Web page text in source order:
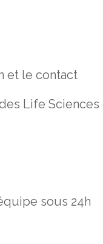
et le contact
Life Sciences
sous 24h